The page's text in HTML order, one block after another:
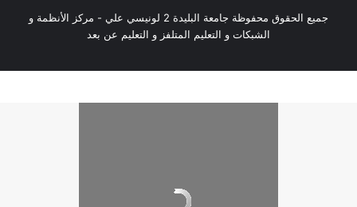
جميع الحقوق محفوظة جامعة البليدة 2 لونيسي علي - مركز الأنظمة و
الشبكات و التعليم المتلفز و التعليم عن بعد